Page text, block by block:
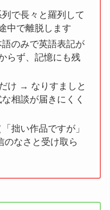
で長々と羅列して
中で離脱します
のみで英語表記が
らず、記憶にも残
け → なりすましと
相談が届きにくく
拙い作品ですが」
なさと受け取ら